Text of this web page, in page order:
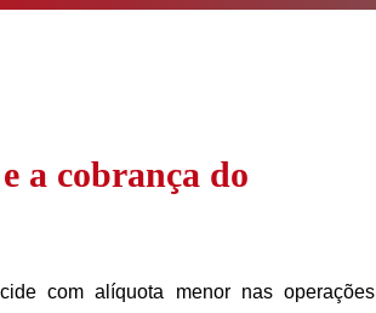
a cobrança do
com alíquota menor nas operações